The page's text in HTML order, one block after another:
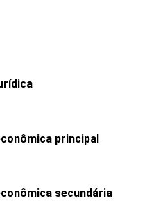
principal
secundária